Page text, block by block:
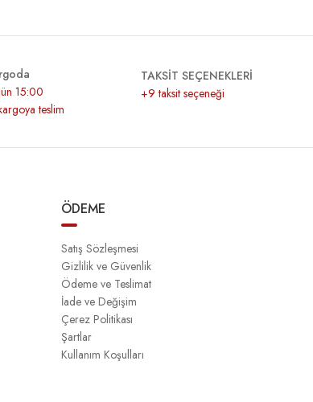
15:00
teslim
TAKSİT SEÇENEKLERİ
+9 taksit seçeneği
ÖDEME
Satış Sözleşmesi
Gizlilik ve Güvenlik
Ödeme ve Teslimat
İade ve Değişim
Çerez Politikası
Şartlar
Kullanım Koşulları